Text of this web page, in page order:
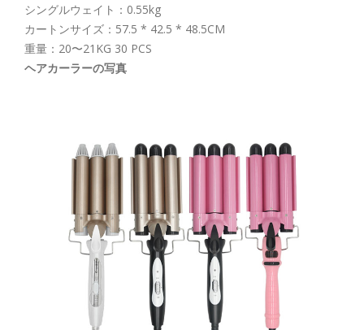
シングルウェイト：0.55kg
カートンサイズ：57.5 * 42.5 * 48.5CM
重量：20〜21KG 30 PCS
ヘアカーラーの写真